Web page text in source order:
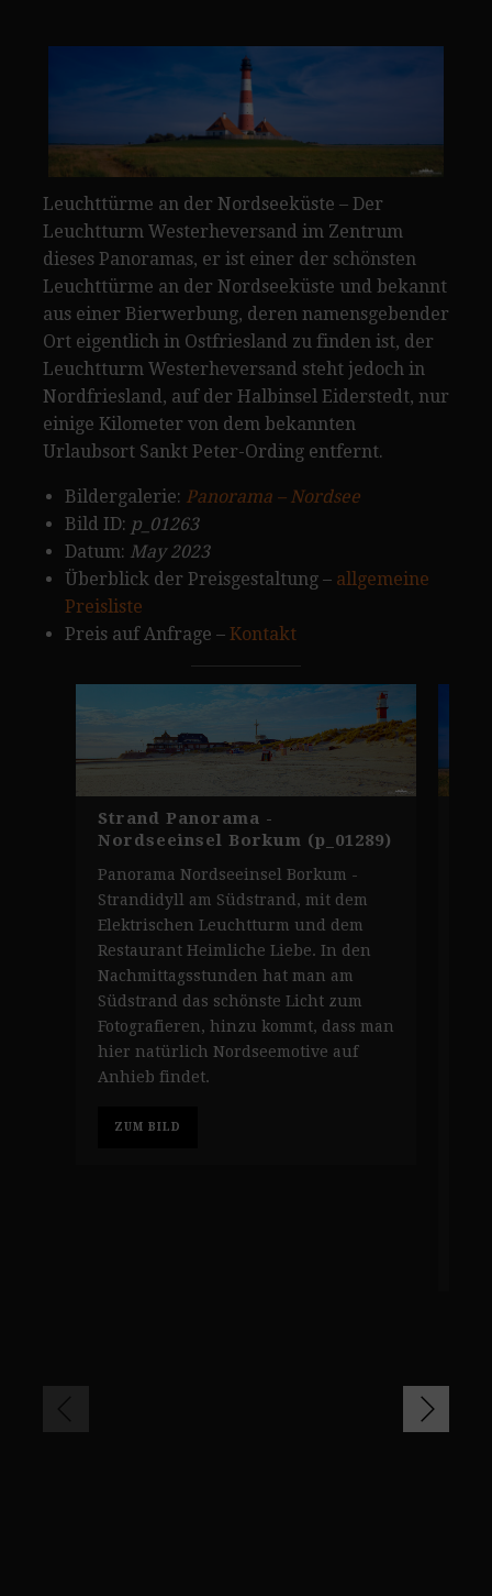
Leuchttürme an der Nordseeküste – Der
Leuchtturm Westerheversand im Zentrum
dieses Panoramas, er ist einer der schönsten
Leuchttürme an der Nordseeküste und bekannt
aus einer Bierwerbung, deren namensgebender
Ort eigentlich in Ostfriesland zu finden ist, der
Leuchtturm Westerheversand steht jedoch in
Nordfriesland, auf der Halbinsel Eiderstedt, nur
einige Kilometer von dem bekannten
Urlaubsort Sankt Peter-Ording entfernt.
Bildergalerie: Panorama – Nordsee
Bild ID: p_01263
Datum: May 2023
Überblick der Preisgestaltung – allgemeine
Preisliste
Preis auf Anfrage – Kontakt
Strand Panorama -
Nordseeinsel Borkum (p_01289)
Panorama Nordseeinsel Borkum -
Strandidyll am Südstrand, mit dem
Elektrischen Leuchtturm und dem
Restaurant Heimliche Liebe. In den
Nachmittagsstunden hat man am
Südstrand das schönste Licht zum
Fotografieren, hinzu kommt, dass man
hier natürlich Nordseemotive auf
Anhieb findet.
ZUM BILD